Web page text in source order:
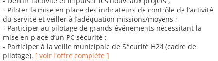
- Piloter la mise en place des indicateurs de contrôle de l’activité
du service et veiller à l’adéquation missions/moyens ;
- Participer au pilotage de grands événements nécessitant la
mise en place d’un PC sécurité ;
- Participer à la veille municipale de Sécurité H24 (cadre de
pilotage). [ voir l'offre complète ]